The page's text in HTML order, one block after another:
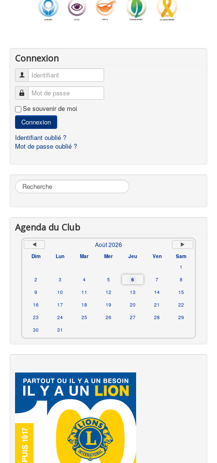
Connexion
Identifiant
Mot de passe
Se souvenir de moi
Connexion
Identifiant oublié ?
Mot de passe oublié ?
Rechercher
Agenda du Club
Août 2026
Dim Lun Mar Mer Jeu Ven
Sam
1
2
3 4 5 6 7
8
9
10 11 12 13 14
15
16
17 18 19 20 21
22
23
24 25 26 27 28
29
30
31